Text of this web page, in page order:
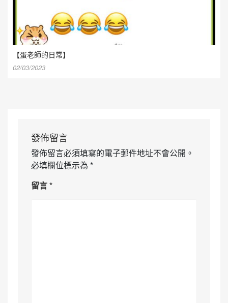
【蛋老師的日常】
02/03/2023
發佈留言
發佈留言必須填寫的電子郵件地址不會公開。
必填欄位標示為 *
留言*